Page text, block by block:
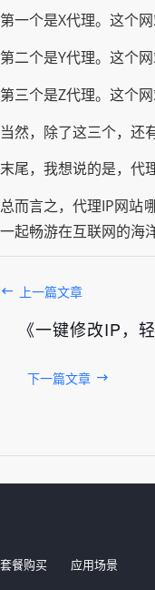
第一个是X代理。这个
第二个是Y代理。这个
第三个是Z代理。这个
当然，除了这三个，还
末尾，我想说的是，代
总而言之，代理IP网站
一起畅游在互联网的海洋
上一篇文章
《一键修改IP，
下一篇文章
套餐购买
应用场景